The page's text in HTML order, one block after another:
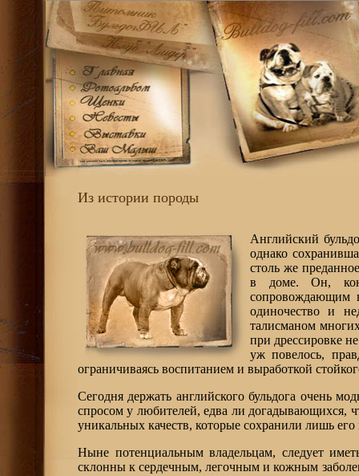
Из истории породы
Английский
однако
столь же
в доме. Он,
сопровождающим
одиночество и
талисманом
при дрессировке
уж повелось,
ограничиваясь воспитанием и выработкой
Сегодня держать английского бульдога очень
спросом у любителей, едва ли догадывающихся,
уникальных качеств, которые сохранили лишь
Ныне потенциальным владельцам, следует
склонны к сердечным, легочным и кожным